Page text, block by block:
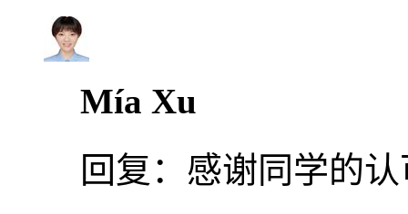
Mía Xu
回复： 感谢同学的